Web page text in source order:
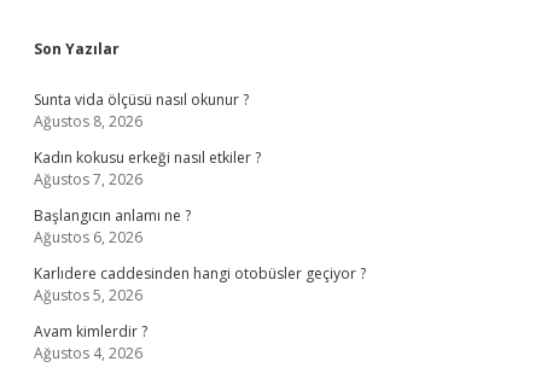
Sidebar
Son Yazılar
Sunta vida ölçüsü nasıl okunur ?
Ağustos 8, 2026
Kadın kokusu erkeği nasıl etkiler ?
Ağustos 7, 2026
Başlangıcın anlamı ne ?
Ağustos 6, 2026
Karlıdere caddesinden hangi otobüsler geçiyor ?
Ağustos 5, 2026
Avam kimlerdir ?
Ağustos 4, 2026